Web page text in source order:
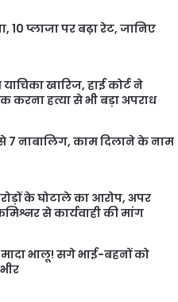
प्लाजा पर बढ़ा रेट, जानिए
खारिज, हाई कोर्ट ने
करना हत्या से भी बड़ा अपराध
7 नाबालिग, काम दिलाने के नाम
के घोटाले का आरोप, अपर
से कार्यवाही की मांग
भालू! सगे भाई-बहनों को